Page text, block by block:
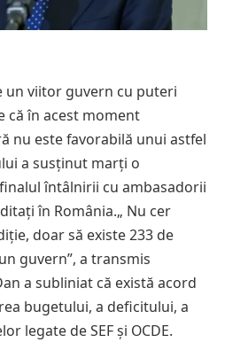
un viitor guvern cu puteri
că în acest moment
nu este favorabilă unui astfel
a susținut marți o
întâlnirii cu ambasadorii
în România.„ Nu cer
doar să existe 233 de
guvern”, a transmis
a subliniat că există acord
bugetului, a deficitului, a
legate de SEF și OCDE.